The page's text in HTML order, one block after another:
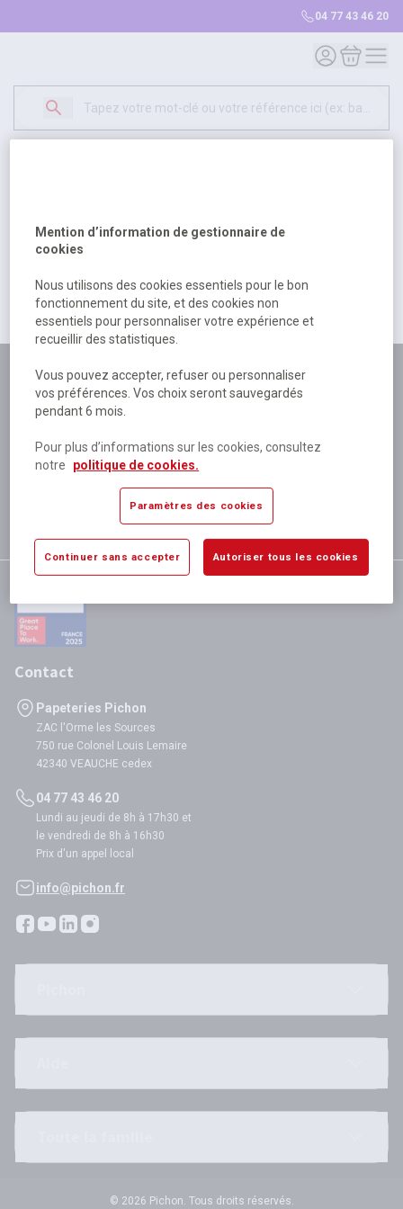
04 77 43 46 20
Mon compte
Mon
500
excuser pour la gêne occasionée.
Retour Retour à l'accueil
Plus de 180 personnes
à votre écoute
Plus de 80 000 références
disponibles
Expédition le jour même
si validation avant 12h
satisfaction totale
Contact
Papeteries Pichon
ZAC l'Orme les Sources
750 rue Colonel Louis Lemaire
42340 VEAUCHE cedex
04 77 43 46 20
Lundi au jeudi de 8h à 17h30 et
le vendredi de 8h à 16h30
Prix d'un appel local
info@pichon.fr
© 2026 Pichon. Tous droits réservés.
Mention d’information de gestionnaire de
cookies
Nous utilisons des cookies essentiels pour le bon
fonctionnement du site, et des cookies non
essentiels pour personnaliser votre expérience et
recueillir des statistiques.
Vous pouvez accepter, refuser ou personnaliser
vos préférences. Vos choix seront sauvegardés
pendant 6 mois.
Pour plus d’informations sur les cookies, consultez
notre
politique de cookies.
Paramètres des cookies
Continuer sans accepter Autoriser tous les cookies